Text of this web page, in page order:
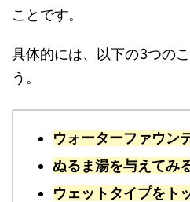
ことです。
具体的には、以下の3つの
う。
ウォーターファウン
ぬるま湯を与えてみ
ウェットタイプをト